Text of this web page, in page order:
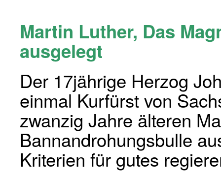
Martin Luther, Das
ausgelegt
Der 17jährige Herzog
einmal Kurfürst von
zwanzig Jahre älteren
Bannandrohungsbulle
Kriterien für gutes